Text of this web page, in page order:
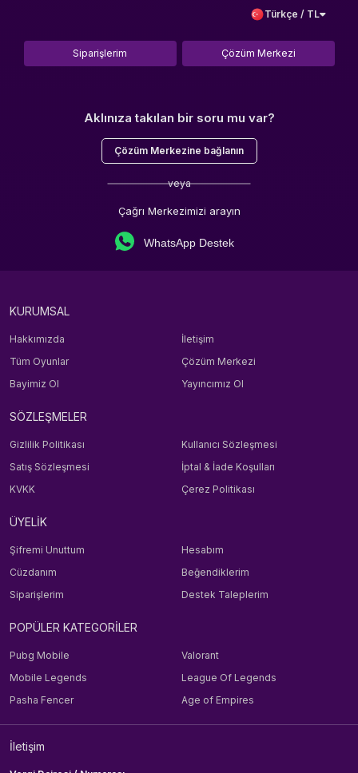
Türkçe / TL
Siparişlerim Çözüm Merkezi
Aklınıza takılan bir soru mu var?
Çözüm Merkezine bağlanın
veya
Çağrı Merkezimizi arayın
WhatsApp Destek
KURUMSAL
Hakkımızda
İletişim
Tüm Oyunlar
Çözüm Merkezi
Bayimiz Ol
Yayıncımız Ol
SÖZLEŞMELER
Gizlilik Politikası
Kullanıcı Sözleşmesi
Satış Sözleşmesi
İptal & İade Koşulları
KVKK
Çerez Politikası
ÜYELİK
Şifremi Unuttum
Hesabım
Cüzdanım
Beğendiklerim
Siparişlerim
Destek Taleplerim
POPÜLER KATEGORİLER
Pubg Mobile
Valorant
Mobile Legends
League Of Legends
Pasha Fencer
Age of Empires
İletişim